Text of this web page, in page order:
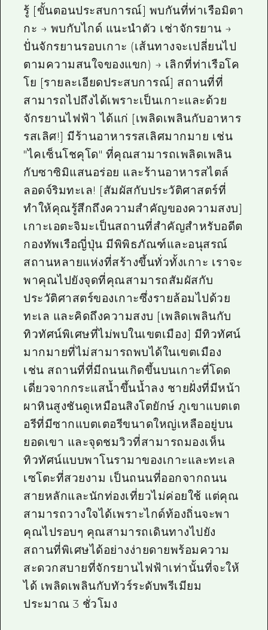
รู้ [ขั้นตอนประสบการณ์] พบกันที่ท่าเรือมิตา
กะ → พบกับไกด์ แนะนำตัว เช่าจักรยาน →
ปั่นจักรยานรอบเกาะ (เส้นทางจะเปลี่ยนไป
ตามความสนใจของแขก) → เลิกที่ท่าเรือโค
โย [รายละเอียดประสบการณ์] สถานที่ที่
สามารถไปถึงได้เพราะเป็นเกาะและด้วย
จักรยานไฟฟ้า ได้แก่ [เพลิดเพลินกับอาหาร
รสเลิศ!] มีร้านอาหารรสเลิศมากมาย เช่น
"ไคเซ็นโชคุโด" ที่คุณสามารถเพลิดเพลิน
กับซาซิมิแสนอร่อย และร้านอาหารสไตล์
ลอดจ์ริมทะเล! [สัมผัสกับประวัติศาสตร์ที่
ทำให้คุณรู้สึกถึงความสำคัญของความสงบ]
เกาะเอตะจิมะเป็นสถานที่สำคัญสำหรับอดีต
กองทัพเรือญี่ปุ่น มีพิพิธภัณฑ์และอนุสรณ์
สถานหลายแห่งที่สร้างขึ้นทั่วทั้งเกาะ เราจะ
พาคุณไปยังจุดที่คุณสามารถสัมผัสกับ
ประวัติศาสตร์ของเกาะซึ่งรายล้อมไปด้วย
ทะเล และคิดถึงความสงบ [เพลิดเพลินกับ
ทิวทัศน์พิเศษที่ไม่พบในเขตเมือง] มีทิวทัศน์
มากมายที่ไม่สามารถพบได้ในเขตเมือง
เช่น สถานที่ที่มีถนนเกิดขึ้นบนเกาะที่โดด
เดี่ยวจากกระแสน้ำขึ้นน้ำลง ชายฝั่งที่มีหน้า
ผาหินสูงชันดูเหมือนสิงโตยักษ์ ภูเขาแบตเต
อรีที่มีซากแบตเตอรีขนาดใหญ่เหลืออยู่บน
ยอดเขา และจุดชมวิวที่สามารถมองเห็น
ทิวทัศน์แบบพาโนรามาของเกาะและทะเล
เซโตะที่สวยงาม เป็นถนนที่ออกจากถนน
สายหลักและนักท่องเที่ยวไม่ค่อยใช้ แต่คุณ
สามารถวางใจได้เพราะไกด์ท้องถิ่นจะพา
คุณไปรอบๆ คุณสามารถเดินทางไปยัง
สถานที่พิเศษได้อย่างง่ายดายพร้อมความ
สะดวกสบายที่จักรยานไฟฟ้าเท่านั้นที่จะให้
ได้ เพลิดเพลินกับทัวร์ระดับพรีเมียม
ประมาณ 3 ชั่วโมง